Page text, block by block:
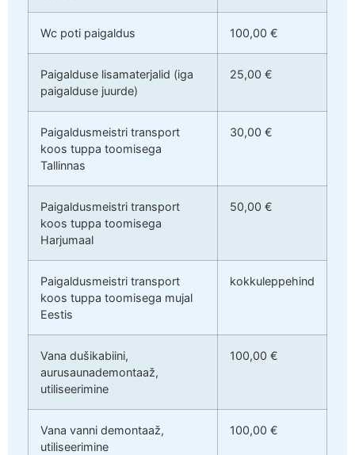
Wc poti paigaldus 100,00 €
Paigalduse lisamaterjalid (iga
paigalduse juurde)
25,00 €
Paigaldusmeistri transport
koos tuppa toomisega
Tallinnas
30,00 €
Paigaldusmeistri transport
koos tuppa toomisega
Harjumaal
50,00 €
Paigaldusmeistri transport
koos tuppa toomisega mujal
Eestis
kokkuleppehind
Vana dušikabiini,
aurusaunademontaaž,
utiliseerimine
100,00 €
Vana vanni demontaaž,
utiliseerimine
100,00 €